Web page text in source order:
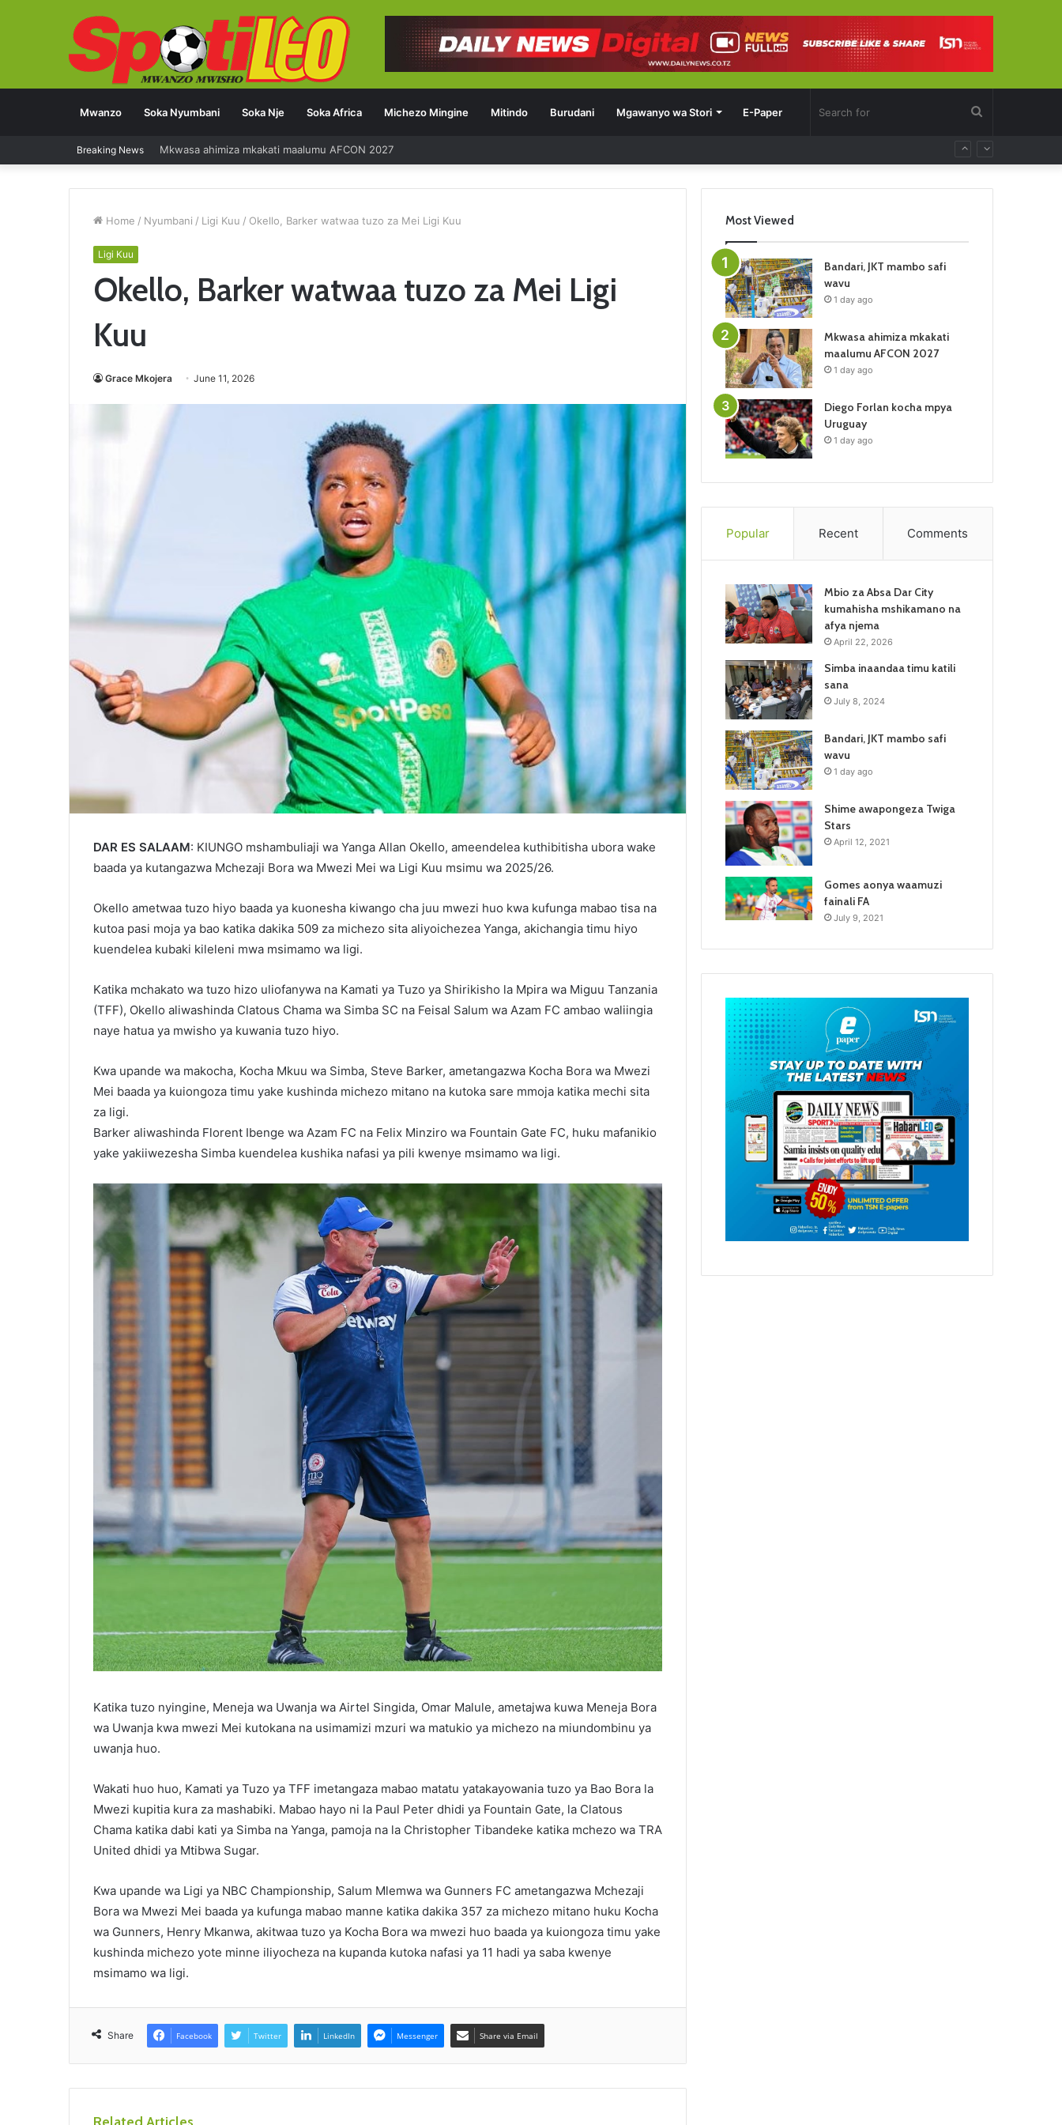
Mwanzo Soka Nyumbani Soka Nje Soka Africa Michezo Mingine Mitindo Burudani Mgawanyo wa Stori E-Paper
Breaking News
Home / Nyumbani / Ligi Kuu / Okello, Barker watwaa tuzo za Mei Ligi Kuu
Ligi Kuu
Okello, Barker watwaa tuzo za Mei Ligi
Kuu
Grace Mkojera June 11, 2026
DAR ES SALAAM: KIUNGO mshambuliaji wa Yanga Allan Okello, ameendelea kuthibitisha ubora wake
baada ya kutangazwa Mchezaji Bora wa Mwezi Mei wa Ligi Kuu msimu wa 2025/26.
Okello ametwaa tuzo hiyo baada ya kuonesha kiwango cha juu mwezi huo kwa kufunga mabao tisa na
kutoa pasi moja ya bao katika dakika 509 za michezo sita aliyoichezea Yanga, akichangia timu hiyo
kuendelea kubaki kileleni mwa msimamo wa ligi.
Katika mchakato wa tuzo hizo uliofanywa na Kamati ya Tuzo ya Shirikisho la Mpira wa Miguu Tanzania
(TFF), Okello aliwashinda Clatous Chama wa Simba SC na Feisal Salum wa Azam FC ambao waliingia
naye hatua ya mwisho ya kuwania tuzo hiyo.
Kwa upande wa makocha, Kocha Mkuu wa Simba, Steve Barker, ametangazwa Kocha Bora wa Mwezi
Mei baada ya kuiongoza timu yake kushinda michezo mitano na kutoka sare mmoja katika mechi sita
za ligi.
Barker aliwashinda Florent Ibenge wa Azam FC na Felix Minziro wa Fountain Gate FC, huku mafanikio
yake yakiiwezesha Simba kuendelea kushika nafasi ya pili kwenye msimamo wa ligi.
Katika tuzo nyingine, Meneja wa Uwanja wa Airtel Singida, Omar Malule, ametajwa kuwa Meneja Bora
wa Uwanja kwa mwezi Mei kutokana na usimamizi mzuri wa matukio ya michezo na miundombinu ya
uwanja huo.
Wakati huo huo, Kamati ya Tuzo ya TFF imetangaza mabao matatu yatakayowania tuzo ya Bao Bora la
Mwezi kupitia kura za mashabiki. Mabao hayo ni la Paul Peter dhidi ya Fountain Gate, la Clatous
Chama katika dabi kati ya Simba na Yanga, pamoja na la Christopher Tibandeke katika mchezo wa TRA
United dhidi ya Mtibwa Sugar.
Kwa upande wa Ligi ya NBC Championship, Salum Mlemwa wa Gunners FC ametangazwa Mchezaji
Bora wa Mwezi Mei baada ya kufunga mabao manne katika dakika 357 za michezo mitano huku Kocha
wa Gunners, Henry Mkanwa, akitwaa tuzo ya Kocha Bora wa mwezi huo baada ya kuiongoza timu yake
kushinda michezo yote minne iliyocheza na kupanda kutoka nafasi ya 11 hadi ya saba kwenye
msimamo wa ligi.
Share Facebook Twitter LinkedIn Messenger Share via Email
Related Articles
Most Viewed
Bandari, JKT mambo safi
wavu
1 day ago
Mkwasa ahimiza mkakati
maalumu AFCON 2027
1 day ago
Diego Forlan kocha mpya
Uruguay
1 day ago
Popular Recent Comments
Mbio za Absa Dar City
kumahisha mshikamano na
afya njema
April 22, 2026
Simba inaandaa timu katili
sana
July 8, 2024
Bandari, JKT mambo safi
wavu
1 day ago
Shime awapongeza Twiga
Stars
April 12, 2021
Gomes aonya waamuzi
fainali FA
July 9, 2021